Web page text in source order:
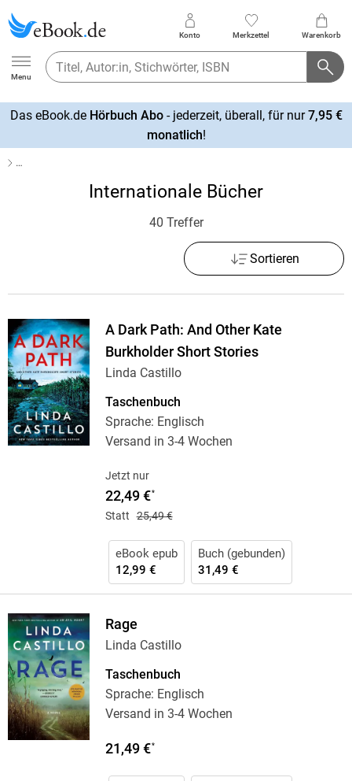
Ebook.de
Menu
Konto Merkzettel Warenkorb
Das eBook.de Hörbuch Abo- jederzeit, überall, für nur7,95 €
monatlich!
…
Internationale Bücher
40 Treffer
Sortieren
A Dark Path: And Other Kate
Burkholder Short Stories
Linda Castillo
Taschenbuch
Sprache: Englisch
Versand in 3-4 Wochen
Jetzt nur
22,49 €*
Statt 25,49 €
eBook epub
12,99 €
Buch (gebunden)
31,49 €
Rage
Linda Castillo
Taschenbuch
Sprache: Englisch
Versand in 3-4 Wochen
21,49 €*